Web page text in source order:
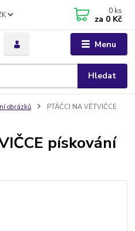
Menu
Hledat
0 ks
za 0 Kč
obrázků
PTÁČCI NA VĚTVIČCE
pískování